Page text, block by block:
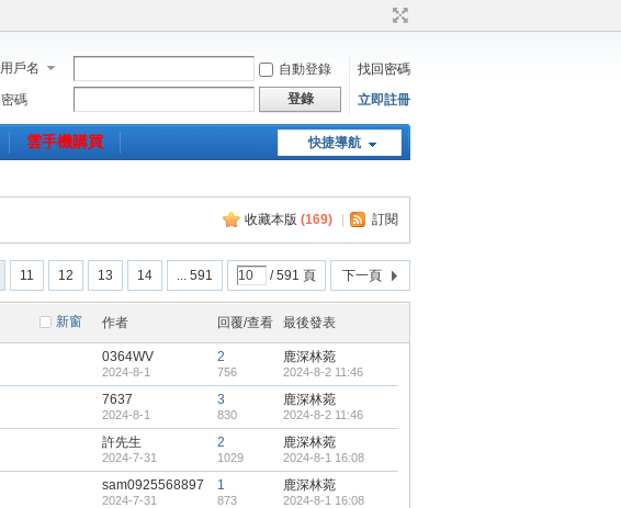
用戶名 自動登錄
找回密碼
密碼
登錄 立即註冊
快捷導航
雲手機購買
收藏本版 (169) 訂閱
11 12 13 14 ... 591 / 591 頁 下一頁
新窗 作者 回覆/查看 最後發表
0364WV
2024-8-1
2
756
鹿深林菀
2024-8-2 11:46
7637
2024-8-1
3
830
鹿深林菀
2024-8-2 11:46
許先生
2024-7-31
2
1029
鹿深林菀
2024-8-1 16:08
sam0925568897
2024-7-31
1
873
鹿深林菀
2024-8-1 16:08